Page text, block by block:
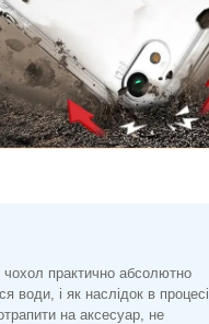
чохол практично абсолютно
води, і як наслідок в процесі
на аксесуар, не